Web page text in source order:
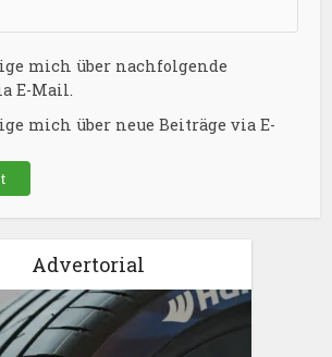
mich über nachfolgende
E-Mail.
mich über neue Beiträge via E-
Advertorial